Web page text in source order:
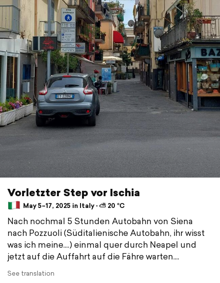
Vorletzter Step vor Ischia
May 5–17, 2025 in Italy ⋅ ⛅ 20 °C
Nach nochmal 5 Stunden Autobahn von Siena
nach Pozzuoli (Süditalienische Autobahn, ihr wisst
was ich meine....) einmal quer durch Neapel und
jetzt auf die Auffahrt auf die Fähre warten....
See translation